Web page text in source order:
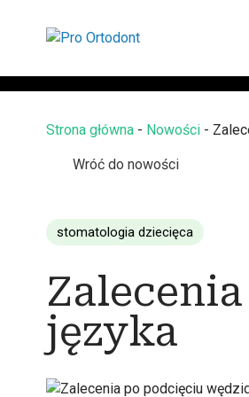
Strona główna - Nowości -
Wróć do nowości
stomatologia dziecięca
języka